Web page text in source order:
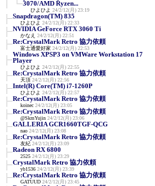
3070/AMD Ryzen...
ひよひよ 24/2/12(月) 23:19
Snapdragon(TM) 835
ひよひよ 24/2/12(月) 22:33
NVIDIA GeForce RTX 3060 Ti
かなえ 24/2/12(月) 22:51
Re:CrystalMark Retro 協力依頼
富士通愛好家 24/2/12(月) 22:53
Windows XPSP3 on VMWare Workstation 17
Player
ひよひよ 24/2/12(月) 22:55
Re:CrystalMark Retro 協力依頼
天頂 24/2/12(月) 22:56
Intel(R) Core(TM) i7-1260P
ひよひよ 24/2/12(月) 22:57
Re:CrystalMark Retro 協力依頼
koinec 24/2/12(月) 23:05
Re:CrystalMark Retro 協力依頼
@SkmYujin 24/2/12(月) 23:06
GALLERIA GCR1660TGF-QCG
nao 24/2/12(月) 23:08
Re:CrystalMark Retro 協力依頼
友紀 24/2/12(月) 23:09
Radeon RX 6800
2525 24/2/12(月) 23:29
CrystalMark Retro 協力依頼
yb1536 24/2/12(月) 23:39
Re:CrystalMark Retro 協力依頼
GATUUD 24/2/12(月) 23:45